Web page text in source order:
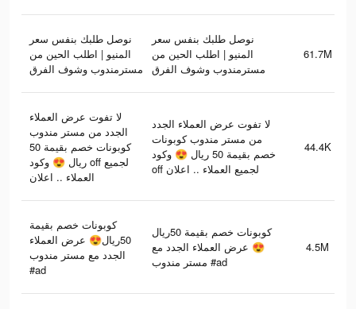
نوصل طلبك بنفس سعر
المنيو | اطلب الحين من
مسترمندوب وشوف الفرق
نوصل طلبك بنفس سعر
المنيو | اطلب الحين من
مسترمندوب وشوف الفرق
61.7M
لا تفوت عرض العملاء
الجدد من مستر مندوب
كوبونات خصم بقيمة 50
ريال 😍 وكود off لجميع
العملاء .. اعلان
لا تفوت عرض العملاء الجدد
من مستر مندوب كوبونات
خصم بقيمة 50 ريال 😍 وكود
off لجميع العملاء .. اعلان
44.4K
كوبونات خصم بقيمة
50ريال😍 عرض العملاء
الجدد مع مستر مندوب
#ad
كوبونات خصم بقيمة 50ريال
😍 عرض العملاء الجدد مع
مستر مندوب #ad
4.5M